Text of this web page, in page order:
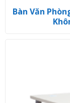
Bàn Văn